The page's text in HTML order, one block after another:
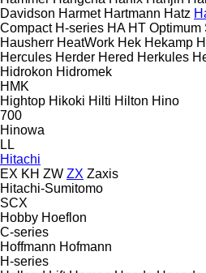
Davidson Harmet Hartmann Hatz
Compact H-series HA HT Optimum
Hausherr HeatWork Hek Hekamp
Hercules Herder Hered Herkules
Hidrokon Hidromek
HMK
Hightop Hikoki Hilti Hilton Hino
700
Hinowa
LL
Hitachi
EX KH ZW ZX Zaxis
Hitachi-Sumitomo
SCX
Hobby Hoeflon
C-series
Hoffmann Hofmann
H-series